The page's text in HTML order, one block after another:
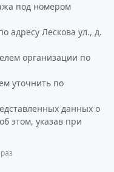
под номером
адресу Лескова ул., д.
организации по
уточнить по
данных о
этом, указав при